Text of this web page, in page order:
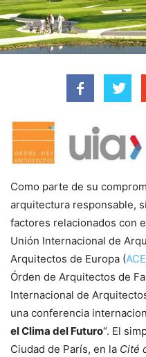
Como parte de su
arquitectura responsable,
factores relacionados con
Unión Internacional de
Arquitectos de Europa (ACE
Órden de Arquitectos de
Internacional de
una conferencia
el Clima del Futuro“. El
Ciudad de París, en la Cité